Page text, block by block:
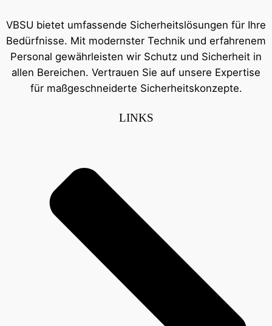
VBSU bietet umfassende Sicherheitslösungen für Ihre
Bedürfnisse. Mit modernster Technik und erfahrenem
Personal gewährleisten wir Schutz und Sicherheit in
allen Bereichen. Vertrauen Sie auf unsere Expertise
für maßgeschneiderte Sicherheitskonzepte.
LINKS